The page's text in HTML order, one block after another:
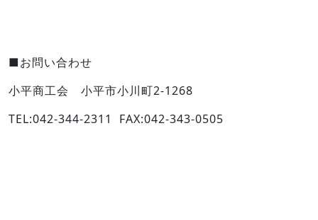
■お問い合わせ
小平商工会 小平市小川町2-1268
TEL:042-344-2311 FAX:042-343-0505